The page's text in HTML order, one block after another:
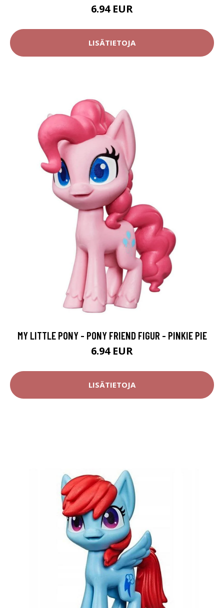
6.94 EUR
LISÄTIETOJA
MY LITTLE PONY - PONY FRIEND FIGUR - PINKIE PIE
6.94 EUR
LISÄTIETOJA